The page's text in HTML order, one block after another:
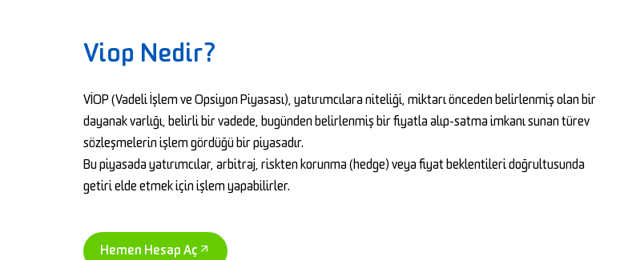
Viop Nedir?
VİOP (Vadeli İşlem ve Opsiyon Piyasası), yatırımcılara niteliği, miktarı önceden belirlenmiş olan bir
dayanak varlığı, belirli bir vadede, bugünden belirlenmiş bir fiyatla alıp-satma imkanı sunan türev
sözleşmelerin işlem gördüğü bir piyasadır.
Bu piyasada yatırımcılar, arbitraj, riskten korunma (hedge) veya fiyat beklentileri doğrultusunda
getiri elde etmek için işlem yapabilirler.
Hemen Hesap Aç